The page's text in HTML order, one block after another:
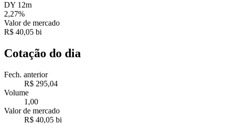
DY 12m
2,27%
Valor de mercado
R$ 40,05 bi
Cotação do dia
Fech. anterior
R$ 295,04
Volume
1,00
Valor de mercado
R$ 40,05 bi